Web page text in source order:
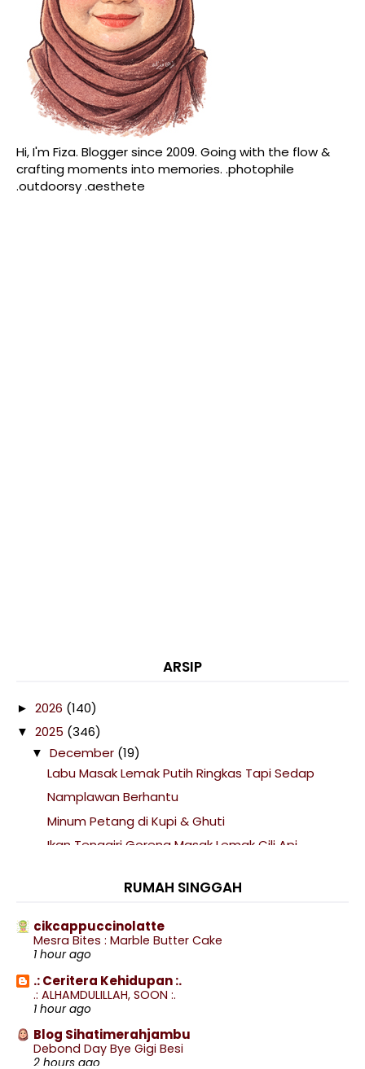
Hi, I'm Fiza. Blogger since 2009. Going with the flow &
crafting moments into memories. .photophile
.outdoorsy .aesthete
ARSIP
► 2026 (140)
▼ 2025 (346)
▼ December (19)
Labu Masak Lemak Putih Ringkas Tapi Sedap
Namplawan Berhantu
Minum Petang di Kupi & Ghuti
Ikan Tenggiri Goreng Masak Lemak Cili Api
Beli Kacang Pistachio dan Kacang Gajus Murah
Campur P...
Putusnya Doa Seorang Mak
Ikan Tenggiri Masak Lemak Cili Api Campur Pucuk
Ubi
Beli Barang Masak di Pasar Tani Stadium Paroi
Golden Banana Pudding The Coffee Bean & Tea
RUMAH SINGGAH
cikcappuccinolatte
Mesra Bites : Marble Butter Cake
1 hour ago
.: Ceritera Kehidupan :.
.: ALHAMDULILLAH, SOON :.
1 hour ago
Blog Sihatimerahjambu
Debond Day Bye Gigi Besi
2 hours ago